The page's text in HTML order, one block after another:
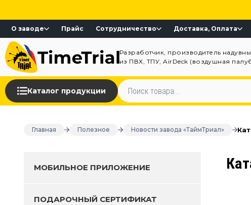
О заводе Прайс Сотрудничество Доставка, Оплата
Разработчик, производитель
из ПВХ, ТПУ, AirDeck (воздушная
Каталог продукции
Главная Полезное Новости завода «ТаймТриал»
МОБИЛЬНОЕ ПРИЛОЖЕНИЕ
ПОДАРОЧНЫЙ СЕРТИФИКАТ